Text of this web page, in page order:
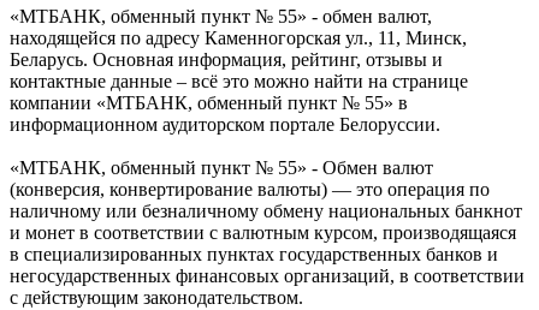
«МТБАНК, обменный пункт № 55» - обмен валют,
находящейся по адресу Каменногорская ул., 11, Минск,
Беларусь. Основная информация, рейтинг, отзывы и
контактные данные – всё это можно найти на странице
компании «МТБАНК, обменный пункт № 55» в
информационном аудиторском портале Белоруссии.
«МТБАНК, обменный пункт № 55» - Обмен валют
(конверсия, конвертирование валюты) — это операция по
наличному или безналичному обмену национальных банкнот
и монет в соответствии с валютным курсом, производящаяся
в специализированных пунктах государственных банков и
негосударственных финансовых организаций, в соответствии
с действующим законодательством.